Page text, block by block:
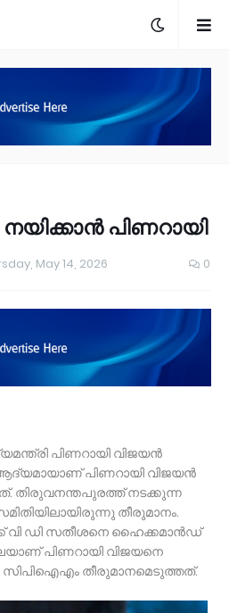
പിണറായി
May 14, 2026 0
പിണറായി വിജയന്‍
പിണറായി വിജയൻ
തിരുവനന്തപുരത്ത് നടക്കുന്ന
തീരുമാനം.
വി ഡി സതീശനെ ഹൈക്കമാൻഡ്
പിണറായി വിജയനെ
സിപിഐഎം തീരുമാനമെടുത്തത്.